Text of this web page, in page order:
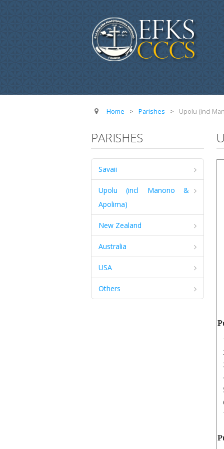
Home > Parishes > Upolu (incl
PARISHES
Savaii
Upolu (incl Manono &
Apolima)
New Zealand
Australia
USA
Others